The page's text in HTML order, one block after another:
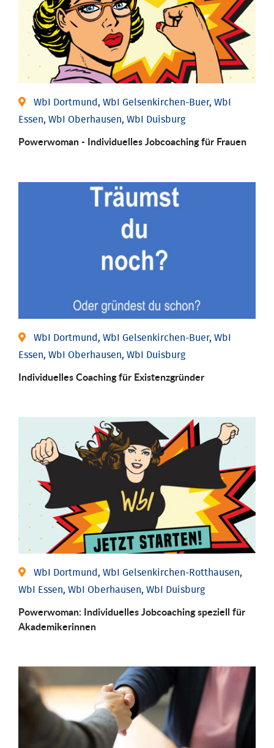
WbI Dortmund, WbI Gelsenkirchen-Buer, WbI
Essen, WbI Oberhausen, WbI Duisburg
Powerwoman - Individu­elles Job­coaching für Frauen
WbI Dortmund, WbI Gelsenkirchen-Buer, WbI
Essen, WbI Oberhausen, WbI Duisburg
Individu­elles Coaching für Existenz­gründer
WbI Dortmund, WbI Gelsenkirchen-Rotthausen,
WbI Essen, WbI Oberhausen, WbI Duisburg
Powerwoman: Individu­elles Job­coaching speziell für
Aka­demiker­innen